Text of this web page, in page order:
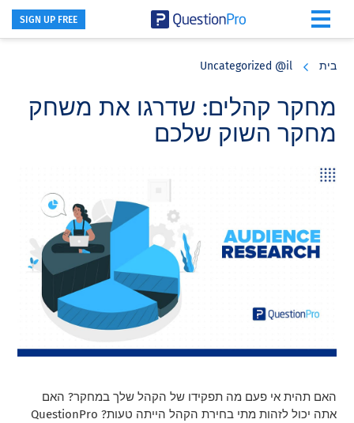
SIGN UP FREE
בית Uncategorized @il
מחקר קהלים: שדרגו את משחק
מחקר השוק שלכם
האם תהית אי פעם מה תפקידו של הקהל שלך במחקר? האם
אתה יכול לזהות מתי בחירת הקהל הייתה טעות? QuestionPro